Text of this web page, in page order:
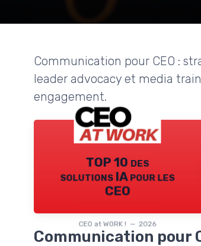
Communication pour CEO :
leader advocacy et media
engagement.
TOP 10 des
solutions IA pour les
CEO
CEO at WORK ! — 2026
Communication pour